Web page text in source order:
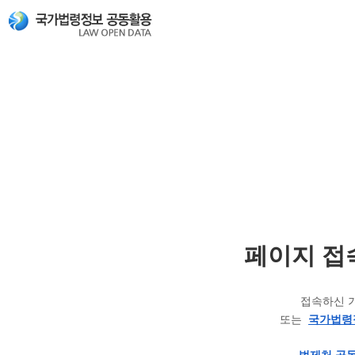
페이지 접
접속하신
또는 국가법